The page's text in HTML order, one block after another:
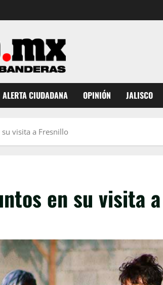
ALERTA CIUDADANA OPINIÓN JALISCO
visita a Fresnillo
en su visita